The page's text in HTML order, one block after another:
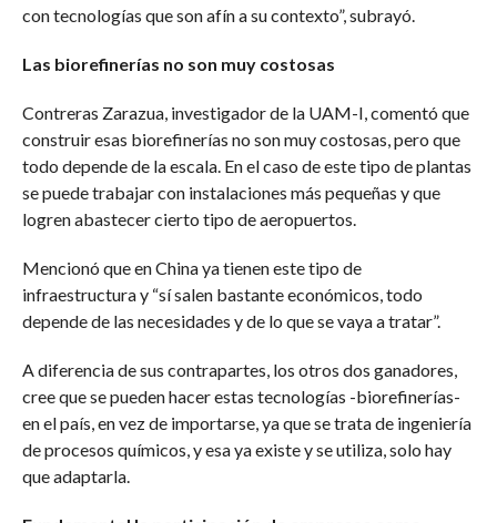
con tecnologías que son afín a su contexto”, subrayó.
Las biorefinerías no son muy costosas
Contreras Zarazua, investigador de la UAM-I, comentó que
construir esas biorefinerías no son muy costosas, pero que
todo depende de la escala. En el caso de este tipo de plantas
se puede trabajar con instalaciones más pequeñas y que
logren abastecer cierto tipo de aeropuertos.
Mencionó que en China ya tienen este tipo de
infraestructura y “sí salen bastante económicos, todo
depende de las necesidades y de lo que se vaya a tratar”.
A diferencia de sus contrapartes, los otros dos ganadores,
cree que se pueden hacer estas tecnologías -biorefinerías-
en el país, en vez de importarse, ya que se trata de ingeniería
de procesos químicos, y esa ya existe y se utiliza, solo hay
que adaptarla.